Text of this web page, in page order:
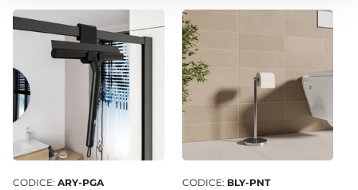
CODICE: ARY-PGA CODICE: BLY-PNT